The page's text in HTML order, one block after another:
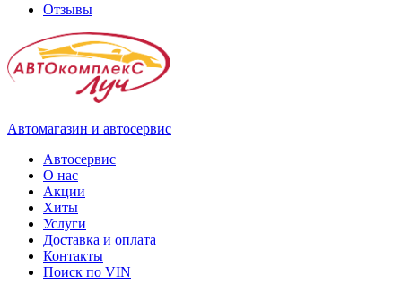
Отзывы
Автомагазин и автосервис
Автосервис
О нас
Акции
Хиты
Услуги
Доставка и оплата
Контакты
Поиск по VIN